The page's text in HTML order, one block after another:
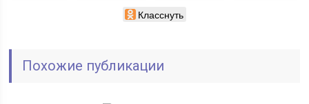
Класснуть
Похожие публикации